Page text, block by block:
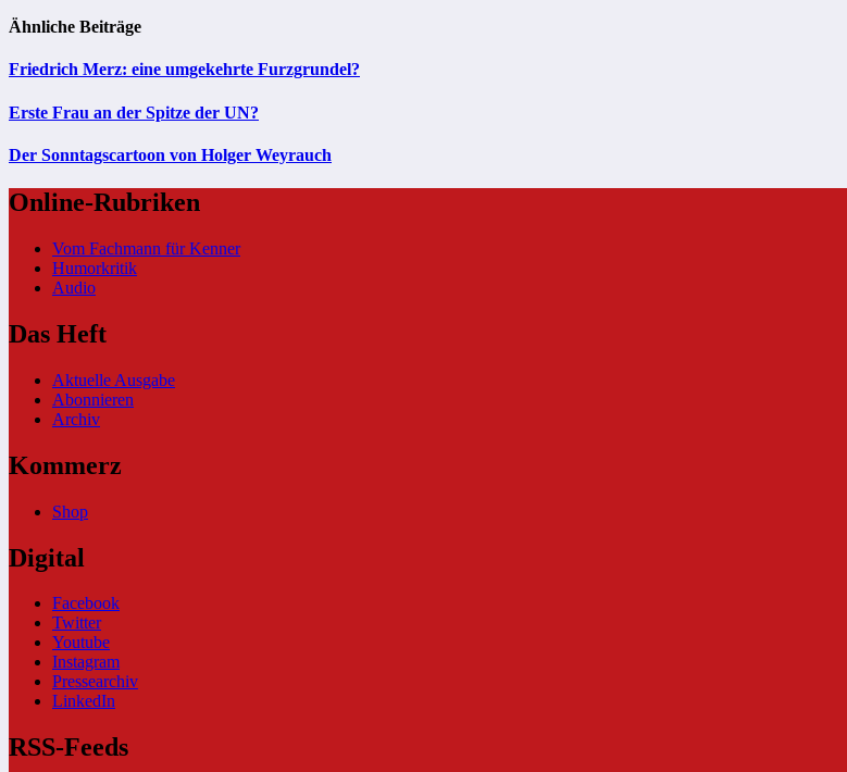
Ähnliche Beiträge
Friedrich Merz: eine umgekehrte Furzgrundel?
Erste Frau an der Spitze der UN?
Der Sonntagscartoon von Holger Weyrauch
Online-Rubriken
Vom Fachmann für Kenner
Humorkritik
Audio
Das Heft
Aktuelle Ausgabe
Abonnieren
Archiv
Kommerz
Shop
Digital
Facebook
Twitter
Youtube
Instagram
Pressearchiv
LinkedIn
RSS-Feeds